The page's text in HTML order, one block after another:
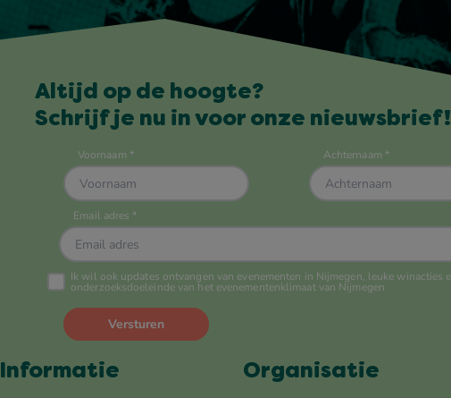
Altijd op de hoogte?
Schrijf je nu in voor onze nieuwsbrief!
Informatie Organisatie